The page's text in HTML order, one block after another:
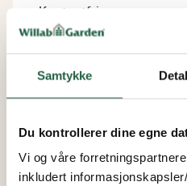
Samtykke
Du kontrollerer dine egne
Vi og våre
inkludert
Kontantfri
Kafé Hundefri sone